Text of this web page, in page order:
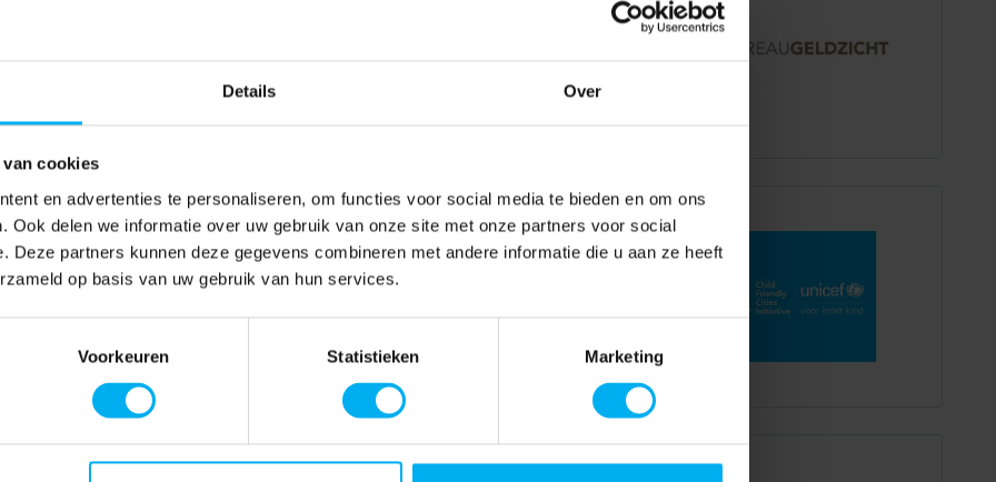
Details Over
cookies
en advertenties te personaliseren, om functies voor social media te bieden en om ons
Ook delen we informatie over uw gebruik van onze site met onze partners voor social
Deze partners kunnen deze gegevens combineren met andere informatie die u aan ze heeft
op basis van uw gebruik van hun services.
Voorkeuren Statistieken Marketing